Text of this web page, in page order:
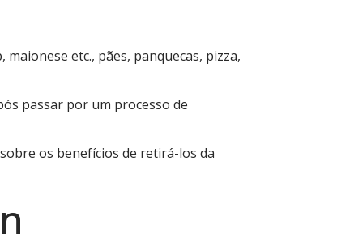
etc., pães, panquecas, pizza,
passar por um processo de
os benefícios de retirá-los da